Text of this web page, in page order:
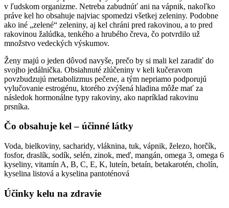
v ľudskom organizme. Netreba zabudnúť ani na vápnik, nakoľko
práve kel ho obsahuje najviac spomedzi všetkej zeleniny. Podobne
ako iné „zelené“ zeleniny, aj kel chráni pred rakovinou, a to pred
rakovinou žalúdka, tenkého a hrubého čreva, čo potvrdilo už
množstvo vedeckých výskumov.
Ženy majú o jeden dôvod navyše, prečo by si mali kel zaradiť do
svojho jedálnička. Obsiahnuté zlúčeniny v keli kučeravom
povzbudzujú metabolizmus pečene, a tým nepriamo podporujú
vylučovanie estrogénu, ktorého zvýšená hladina môže mať za
následok hormonálne typy rakoviny, ako napríklad rakovinu
prsníka.
Čo obsahuje kel – účinné látky
Voda, bielkoviny, sacharidy, vláknina, tuk, vápnik, železo, horčík,
fosfor, draslík, sodík, selén, zinok, meď, mangán, omega 3, omega 6
kyseliny, vitamín A, B, C, E, K, luteín, betaín, betakarotén, cholín,
kyselina listová a kyselina pantoténová
Účinky kelu na zdravie